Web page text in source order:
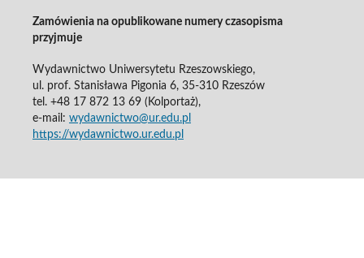
Zamówienia na opublikowane numery czasopisma
przyjmuje
Wydawnictwo Uniwersytetu Rzeszowskiego,
ul. prof. Stanisława Pigonia 6, 35-310 Rzeszów
tel. +48 17 872 13 69 (Kolportaż),
e-mail: wydawnictwo@ur.edu.pl
https://wydawnictwo.ur.edu.pl